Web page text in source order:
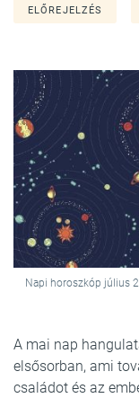
ELŐREJELZÉS
Napi horoszkóp július
A mai nap
elsősorban, ami
családot és az